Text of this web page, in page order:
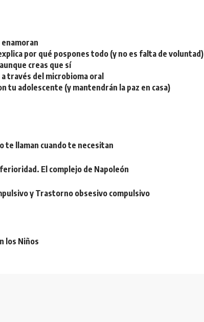
por qué pospones todo (y no es falta de voluntad)
creas que sí
través del microbioma oral
tu adolescente (y mantendrán la paz en casa)
te llaman cuando te necesitan
El complejo de Napoleón
y Trastorno obsesivo compulsivo
los Niños